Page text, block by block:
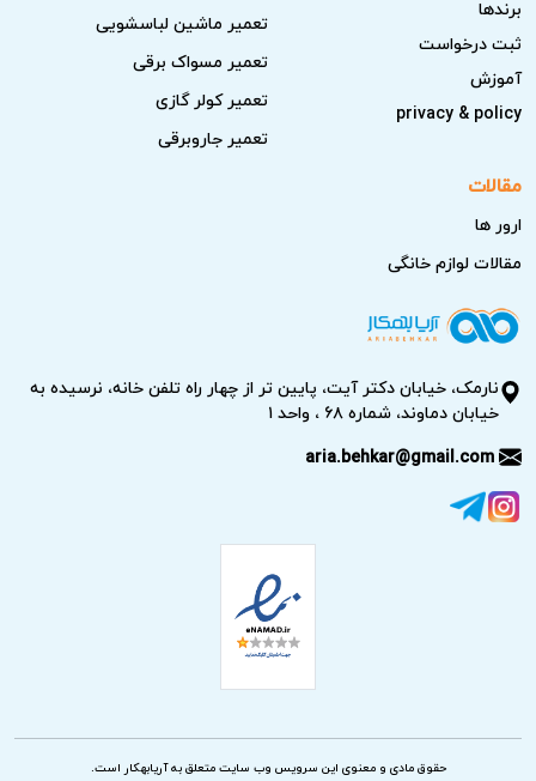
برندها
ثبت درخواست
آموزش
privacy & policy
تعمیر ماشین لباسشویی
تعمیر مسواک برقی
تعمیر کولر گازی
تعمیر جاروبرقی
مقالات
ارور ها
مقالات لوازم خانگی
نارمک، خیابان دکتر آیت، پایین تر از چهار راه تلفن خانه، نرسیده به
خیابان دماوند، شماره ۶۸ ، واحد ۱
aria.behkar@gmail.com
حقوق مادی و معنوی این سرویس وب سایت متعلق به آریابهکار است.